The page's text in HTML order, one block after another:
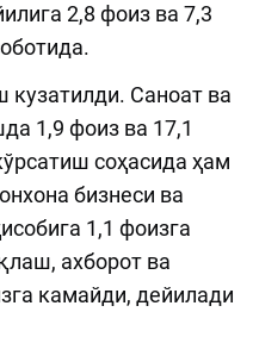
2,8 фоиз ва 7,3
Саноат ва
1,9 фоиз ва 17,1
соҳасида ҳам
бизнеси ва
1,1 фоизга
ахборот ва
камайди, дейилади